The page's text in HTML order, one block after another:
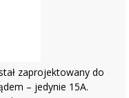
zaprojektowany do
– jedynie 15A.